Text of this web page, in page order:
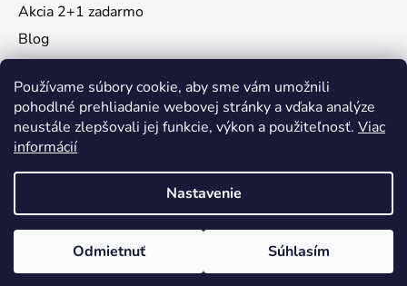
Používame súbory cookie, aby sme vám umožnili
pohodlné prehliadanie webovej stránky a vďaka analýze
neustále zlepšovali jej funkcie, výkon a použiteľnosť. Viac
informácií
Nastavenie
Odmietnuť Súhlasím
Akcia 2+1 zadarmo
Blog
Instagram
Vytvoril Shoptet
Copyright 2026KidsMall
. Všetky práva vyhradené.
Upraviť nastavenie cookies